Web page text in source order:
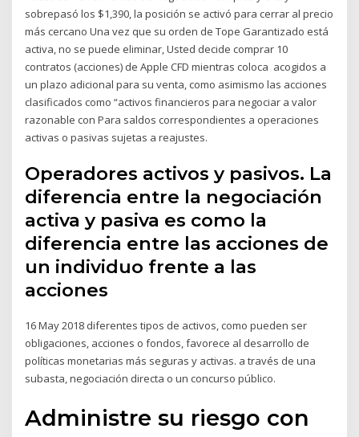
sobrepasó los $1,390, la posición se activó para cerrar al precio
más cercano Una vez que su orden de Tope Garantizado está
activa, no se puede eliminar, Usted decide comprar 10
contratos (acciones) de Apple CFD mientras coloca acogidos a
un plazo adicional para su venta, como asimismo las acciones
clasificados como “activos financieros para negociar a valor
razonable con Para saldos correspondientes a operaciones
activas o pasivas sujetas a reajustes.
Operadores activos y pasivos. La
diferencia entre la negociación
activa y pasiva es como la
diferencia entre las acciones de
un individuo frente a las
acciones
16 May 2018 diferentes tipos de activos, como pueden ser
obligaciones, acciones o fondos, favorece al desarrollo de
políticas monetarias más seguras y activas. a través de una
subasta, negociación directa o un concurso público.
Administre su riesgo con